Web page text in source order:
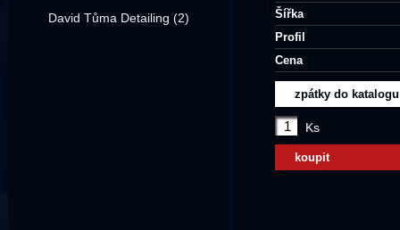
Šířka
Profil
Cena
zpátky do katalogu
Ks
koupit
David Tůma Detailing (2)